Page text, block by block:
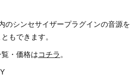
のシンセサイザープラグインの音源を
もできます。
・価格はコチラ 。